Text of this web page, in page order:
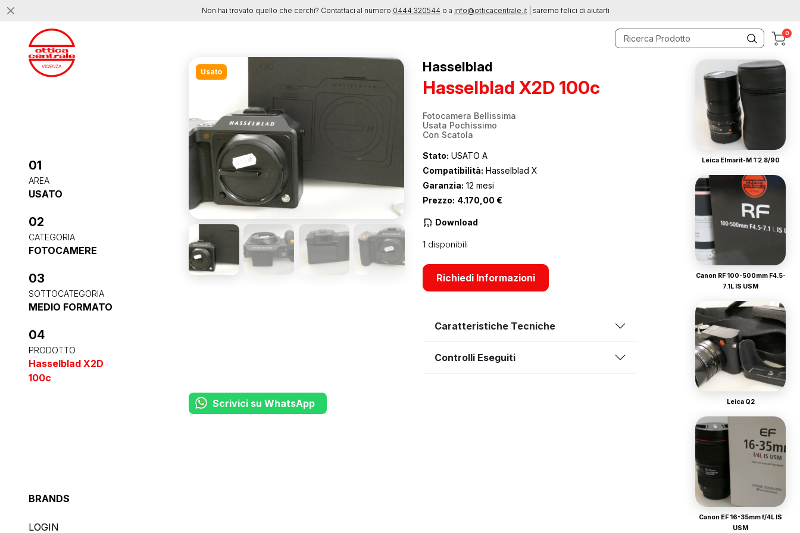
0
01
AREA
USATO
02
CATEGORIA
FOTOCAMERE
03
SOTTOCATEGORIA
MEDIO FORMATO
04
PRODOTTO
Hasselblad X2D
100c
BRANDS
LOGIN
Usato Hasselblad
Hasselblad X2D 100c
Fotocamera Bellissima
Usata Pochissimo
Con Scatola
Stato: USATO A
Compatibilità: Hasselblad X
Garanzia: 12 mesi
Prezzo: 4.170,00 €
Download
1 disponibili
Richiedi Informazioni
Caratteristiche Tecniche
Controlli Eseguiti
Scrivici su WhatsApp
Leica Elmarit-M 1:2.8/90
Canon RF 100-500mm F4.5-
7.1L IS USM
Leica Q2
Canon EF 16-35mm f/4L IS
USM
Non hai trovato quello che cerchi? Contattaci al numero 0444 320544 o a info@otticacentrale.it| saremo felici di aiutarti